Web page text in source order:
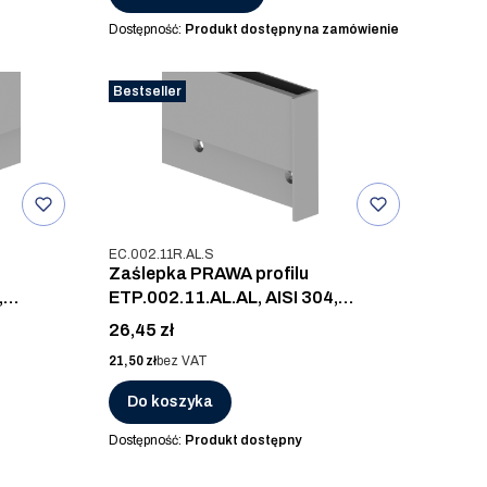
Dostępność: Produkt dostępny na zamówienie
Bestseller
Kod produktu
EC.002.11R.AL.S
Zaślepka PRAWA profilu
ETP.002.11.AL.AL, AISI 304,
ALUMINUM
Cena
26,45 zł
Cena
21,50 złbez VAT
Do koszyka
Dostępność: Produkt dostępny